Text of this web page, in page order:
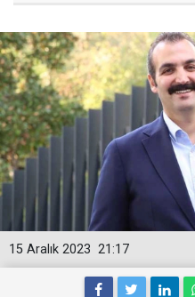
21:17
15 Aralık 2023